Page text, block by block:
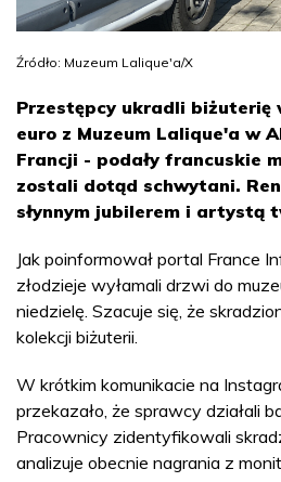
Źródło: Muzeum Lalique'a/X
Przestępcy ukradli
euro z Muzeum Lalique'a w
Francji - podały francuskie
zostali dotąd schwytani.
słynnym jubilerem i artystą
Jak poinformował portal France
złodzieje wyłamali drzwi do
niedzielę. Szacuje się, że
kolekcji biżuterii.
W krótkim komunikacie na
przekazało, że sprawcy działali
Pracownicy zidentyfikowali
analizuje obecnie nagrania z